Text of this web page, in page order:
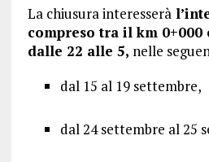
La chiusura interesserà
compreso tra il km 0+000
dalle 22 alle 5, nelle
dal 15 al 19 settembre,
dal 24 settembre al 25